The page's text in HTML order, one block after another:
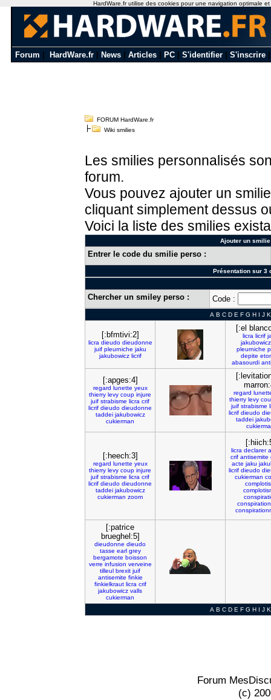
Forum HardWare.fr News Articles PC S'identifier S'inscrire
FORUM HardWare.fr
Wiki smilies
Les smilies personnalisés
forum.
Vous pouvez ajouter un
cliquant simplement dessus
Voici la liste des smilies
Ajouter un
Entrer le code du smilie perso :
Présentation sur 3
Chercher un smiley perso : Code :
A B C D E F G H I J K
[:bfmtivi:2]
licra dieudo dieudonne
juif pleurniche jaku
jakubowicz licrif
[:el
licra licrif
jakubowicz
pleurniche
depite
abasourdi
[:apges:4]
regard lunette yeux
thierry levy coup injure
juif strabisme licra crif
licrif dieudo dieudonne
taddei jakubowicz
cukierman
regard
thierry levy
juif strabisme
licrif dieudo
taddei
[:heech:3]
regard lunette yeux
thierry levy coup injure
juif strabisme licra crif
licrif dieudo dieudonne
taddei jakubowicz
cukierman zoom
licra declarer
crif antisemite
acte jaku
licrif dieudo
cukierman
[:patrice
brueghel:5]
dieudonne dieudo
tasse earl grey
bergamote boisson
verre infusion verveine
tilleul brexit juif
antisemite finkie
finkielkraut licra crif
jakubowicz valls
cukierman
A B C D E F G H I J K
Forum
(c)
HardWare.fr utilise des cookies pour une navigation optimale